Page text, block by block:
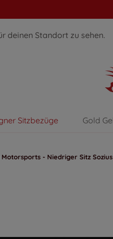
deinen Standort zu sehen.
Sitzbezüge Gold
- Niedriger Sitz Sozius